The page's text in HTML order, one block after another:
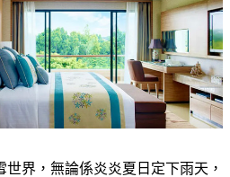
界，無論係炎炎夏日定下雨天，